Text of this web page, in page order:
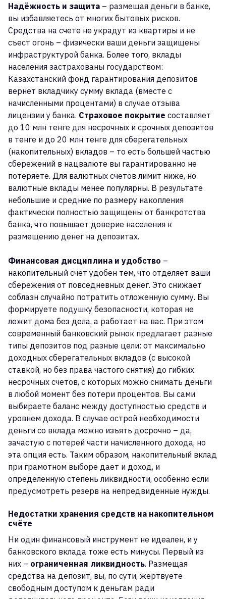
Надёжность и защита – размещая деньги в банке,
вы избавляетесь от многих бытовых рисков.
Средства на счете не украдут из квартиры и не
съест огонь – физически ваши деньги защищены
инфраструктурой банка. Более того, вклады
населения застрахованы государством:
Казахстанский фонд гарантирования депозитов
вернет вкладчику сумму вклада (вместе с
начисленными процентами) в случае отзыва
лицензии у банка. Страховое покрытие составляет
до 10 млн тенге для несрочных и срочных депозитов
в тенге и до 20 млн тенге для сберегательных
(накопительных) вкладов – то есть большей частью
сбережений в нацвалюте вы гарантированно не
потеряете. Для валютных счетов лимит ниже, но
валютные вклады менее популярны. В результате
небольшие и средние по размеру накопления
фактически полностью защищены от банкротства
банка, что повышает доверие населения к
размещению денег на депозитах.
Финансовая дисциплина и удобство –
накопительный счет удобен тем, что отделяет ваши
сбережения от повседневных денег. Это снижает
соблазн случайно потратить отложенную сумму. Вы
формируете подушку безопасности, которая не
лежит дома без дела, а работает на вас. При этом
современный банковский рынок предлагает разные
типы депозитов под разные цели: от максимально
доходных сберегательных вкладов (с высокой
ставкой, но без права частого снятия) до гибких
несрочных счетов, с которых можно снимать деньги
в любой момент без потери процентов. Вы сами
выбираете баланс между доступностью средств и
уровнем дохода. В случае острой необходимости
деньги со вклада можно изъять досрочно – да,
зачастую с потерей части начисленного дохода, но
эта опция есть. Таким образом, накопительный вклад
при грамотном выборе дает и доход, и
определенную степень ликвидности, особенно если
предусмотреть резерв на непредвиденные нужды.
Недостатки хранения средств на накопительном
счёте
Ни один финансовый инструмент не идеален, и у
банковского вклада тоже есть минусы. Первый из
них – ограниченная ликвидность. Размещая
средства на депозит, вы, по сути, жертвуете
свободным доступом к деньгам ради